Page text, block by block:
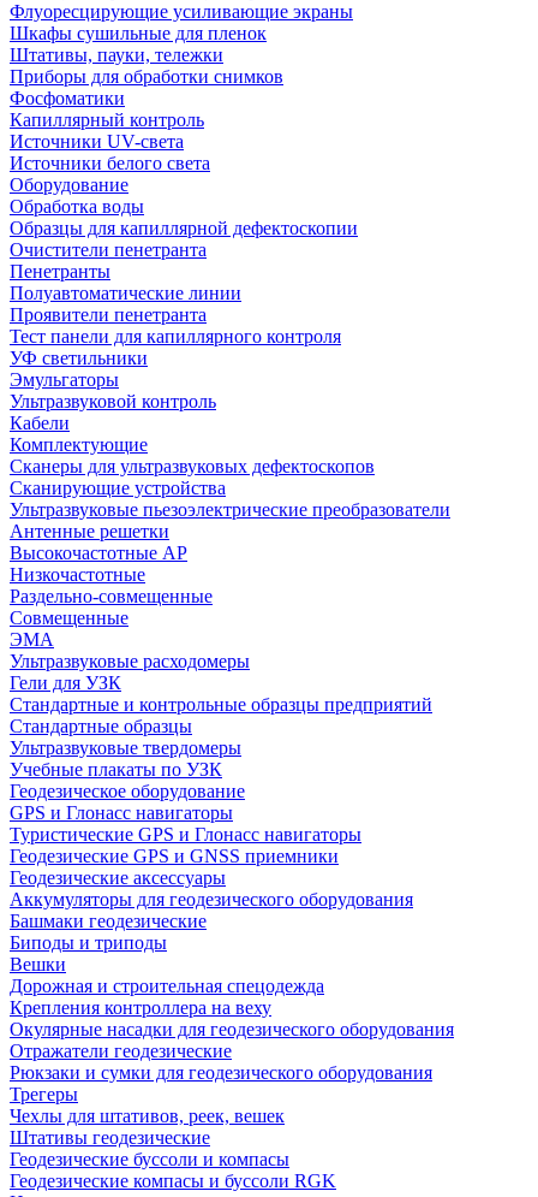
Флуоресцирующие усиливающие экраны
Шкафы сушильные для пленок
Штативы, пауки, тележки
Приборы для обработки снимков
Фосфоматики
Капиллярный контроль
Источники UV-света
Источники белого света
Оборудование
Обработка воды
Образцы для капиллярной дефектоскопии
Очистители пенетранта
Пенетранты
Полуавтоматические линии
Проявители пенетранта
Тест панели для капиллярного контроля
УФ светильники
Эмульгаторы
Ультразвуковой контроль
Кабели
Комплектующие
Сканеры для ультразвуковых дефектоскопов
Сканирующие устройства
Ультразвуковые пьезоэлектрические преобразователи
Антенные решетки
Высокочастотные АР
Низкочастотные
Раздельно-совмещенные
Совмещенные
ЭМА
Ультразвуковые расходомеры
Гели для УЗК
Стандартные и контрольные образцы предприятий
Стандартные образцы
Ультразвуковые твердомеры
Учебные плакаты по УЗК
Геодезическое оборудование
GPS и Глонасс навигаторы
Туристические GPS и Глонасс навигаторы
Геодезические GPS и GNSS приемники
Геодезические аксессуары
Аккумуляторы для геодезического оборудования
Башмаки геодезические
Биподы и триподы
Вешки
Дорожная и строительная спецодежда
Крепления контроллера на веху
Окулярные насадки для геодезического оборудования
Отражатели геодезические
Рюкзаки и сумки для геодезического оборудования
Трегеры
Чехлы для штативов, реек, вешек
Штативы геодезические
Геодезические буссоли и компасы
Геодезические компасы и буссоли RGK